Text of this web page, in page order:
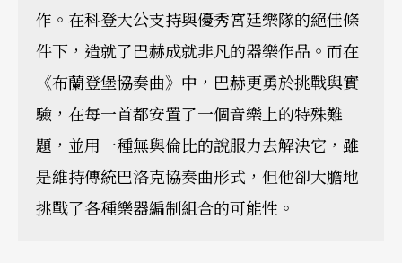
作。在科登大公支持與優秀宮廷樂隊的絕佳條
件下，造就了巴赫成就非凡的器樂作品。而在
《布蘭登堡協奏曲》中，巴赫更勇於挑戰與實
驗，在每一首都安置了一個音樂上的特殊難
題，並用一種無與倫比的說服力去解決它，雖
是維持傳統巴洛克協奏曲形式，但他卻大膽地
挑戰了各種樂器編制組合的可能性。